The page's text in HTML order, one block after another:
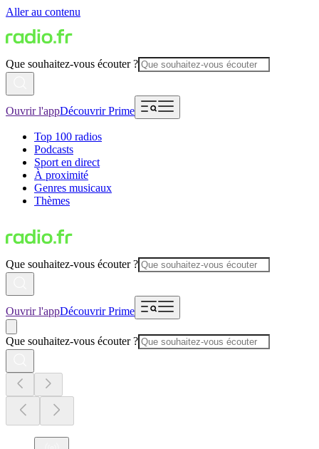
Aller au contenu
Que souhaitez-vous écouter ?
Ouvrir l'appDécouvrir Prime
Top 100 radios
Podcasts
Sport en direct
À proximité
Genres musicaux
Thèmes
Que souhaitez-vous écouter ?
Ouvrir l'appDécouvrir Prime
Que souhaitez-vous écouter ?